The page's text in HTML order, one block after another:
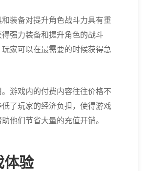
装备对提升角色战斗力具有重
强力装备和提升角色的战斗
家可以在最需要的时候获得急
游戏内的付费内容往往价格不
了玩家的经济负担，使得游戏
他们节省大量的充值开销。
体验